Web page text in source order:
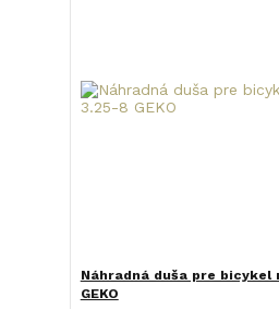
Náhradná duša pre bicykel
GEKO